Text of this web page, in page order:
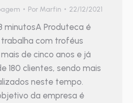
Por Marfin 22/12/2021
minutosA Produteca é
com troféus
de cinco anos e já
180 clientes, sendo mais
neste tempo.
da empresa é